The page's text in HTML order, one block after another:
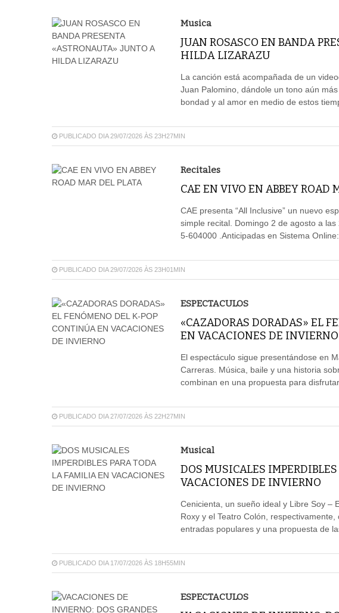
Musica
JUAN ROSASCO EN BANDA
HILDA LIZARAZU
La canción está acompañada de un
Juan Palomino, dándole un tono aún
bondad y al amor en medio de estos
PUBLICADO DIA 29/07/2026 ÀS 23H27MIN
Recitales
CAE EN VIVO EN ABBEY ROAD
CAE presenta “All Inclusive” un nuevo
simple recital. Domingo 2 de agosto a
5-604000 .Anticipadas en Sistema
PUBLICADO DIA 29/07/2026 ÀS 23H01MIN
ESPECTACULOS
«CAZADORAS DORADAS» EL
EN VACACIONES DE INVIERNO
El espectáculo sigue presentándose en
Carreras. Música, baile y una historia
combinan en una propuesta para
PUBLICADO DIA 27/07/2026 ÀS 22H27MIN
Musical
DOS MUSICALES
VACACIONES DE INVIERNO
Cenicienta, un sueño ideal y Libre Soy –
Roxy y el Teatro Colón,
entradas populares y una propuesta de
PUBLICADO DIA 17/07/2026 ÀS 18H55MIN
ESPECTACULOS